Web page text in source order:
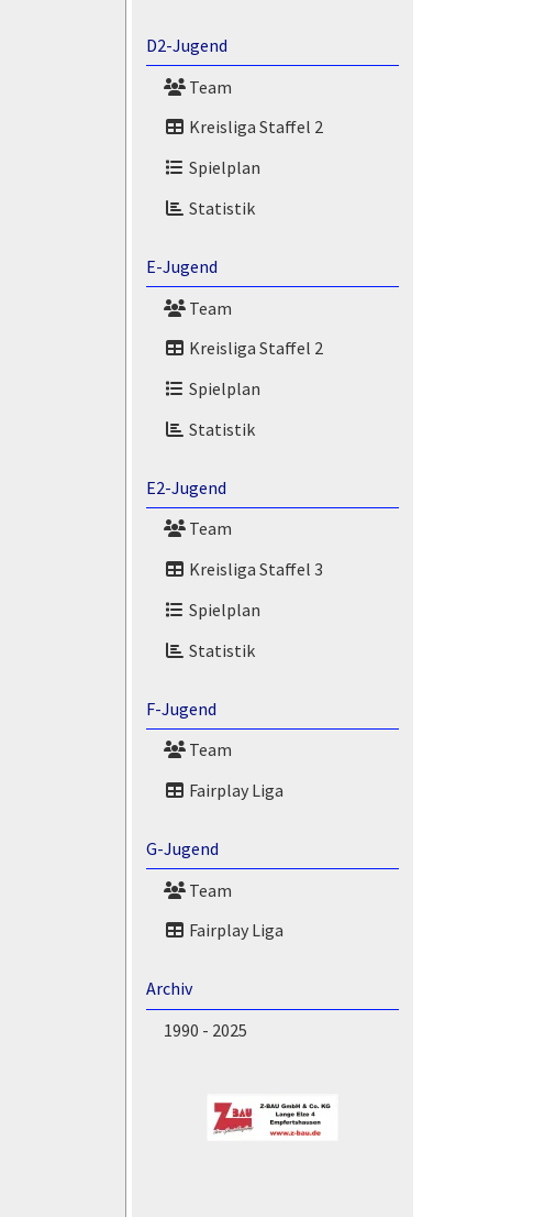
D2-Jugend
Team
Kreisliga Staffel 2
Spielplan
Statistik
E-Jugend
Team
Kreisliga Staffel 2
Spielplan
Statistik
E2-Jugend
Team
Kreisliga Staffel 3
Spielplan
Statistik
F-Jugend
Team
Fairplay Liga
G-Jugend
Team
Fairplay Liga
Archiv
1990 - 2025